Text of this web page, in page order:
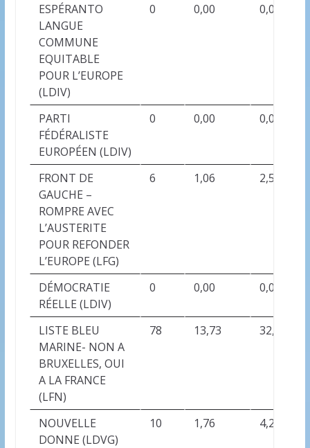
ESPÉRANTO
LANGUE
COMMUNE
EQUITABLE
POUR L’EUROPE
(LDIV)
0 0,00 0,00
PARTI
FÉDÉRALISTE
EUROPÉEN (LDIV)
0 0,00 0,00
FRONT DE
GAUCHE –
ROMPRE AVEC
L’AUSTERITE
POUR REFONDER
L’EUROPE (LFG)
6 1,06 2,52
DÉMOCRATIE
RÉELLE (LDIV)
0 0,00 0,00
LISTE BLEU
MARINE- NON A
BRUXELLES, OUI
A LA FRANCE
(LFN)
78 13,73 32,77
NOUVELLE
DONNE (LDVG)
10 1,76 4,20